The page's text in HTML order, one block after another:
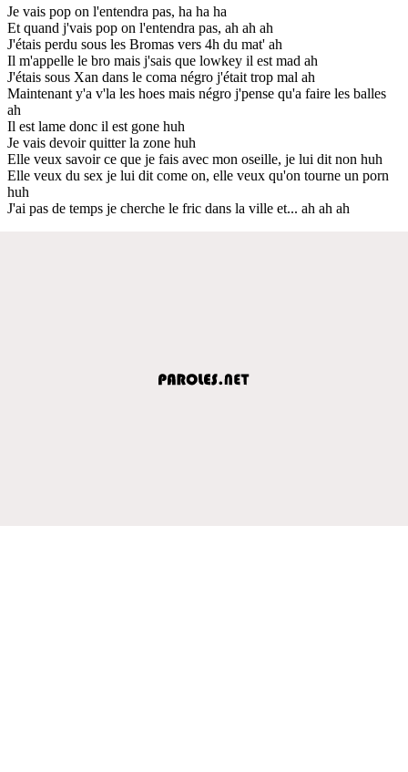
Je vais pop on l'entendra pas, ha ha ha
Et quand j'vais pop on l'entendra pas, ah ah ah
J'étais perdu sous les Bromas vers 4h du mat' ah
Il m'appelle le bro mais j'sais que lowkey il est mad ah
J'étais sous Xan dans le coma négro j'était trop mal ah
Maintenant y'a v'la les hoes mais négro j'pense qu'a faire les balles
ah
Il est lame donc il est gone huh
Je vais devoir quitter la zone huh
Elle veux savoir ce que je fais avec mon oseille, je lui dit non huh
Elle veux du sex je lui dit come on, elle veux qu'on tourne un porn
huh
J'ai pas de temps je cherche le fric dans la ville et... ah ah ah